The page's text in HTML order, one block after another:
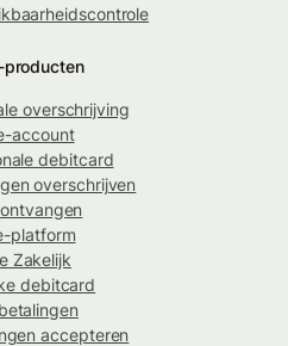
producten
overschrijving
account
debitcard
overschrijven
platform
Zakelijk
debitcard
accepteren